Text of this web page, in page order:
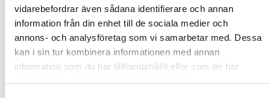
vidarebefordrar även sådana identifierare och annan
information från din enhet till de sociala medier och
annons- och analysföretag som vi samarbetar med. Dessa
kan i sin tur kombinera informationen med annan
information som du har tillhandahållit eller som de har
Ericsson B
New Wave B
Cibus Nordic real Estate
*Sorterat på störst nettoköp från 2023-01-03 tom